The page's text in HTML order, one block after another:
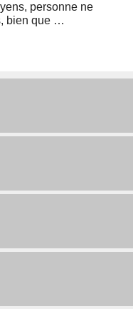
personne ne
bien que …